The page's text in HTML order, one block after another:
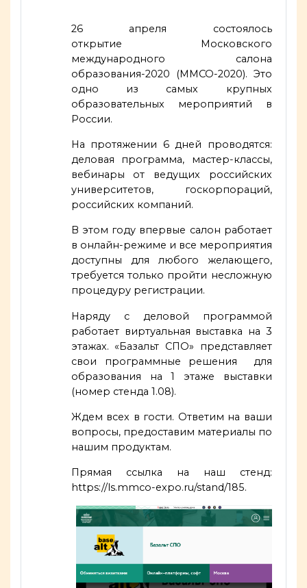
26 апреля состоялось
открытие Московского
международного салона
образования-2020 (ММСО-2020). Это
одно из самых крупных
образовательных мероприятий в
России.
На протяжении 6 дней проводятся:
деловая программа, мастер-классы,
вебинары от ведущих российских
университетов, госкорпораций,
российских компаний.
В этом году впервые салон работает
в онлайн-режиме и все мероприятия
доступны для любого желающего,
требуется только пройти несложную
процедуру регистрации.
Наряду с деловой программой
работает виртуальная выставка на 3
этажах. «Базальт СПО» представляет
свои программные решения для
образования на 1 этаже выставки
(номер стенда 1.08).
Ждем всех в гости. Ответим на ваши
вопросы, предоставим материалы по
нашим продуктам.
Прямая ссылка на наш стенд:
https://ls.mmco-expo.ru/stand/185.